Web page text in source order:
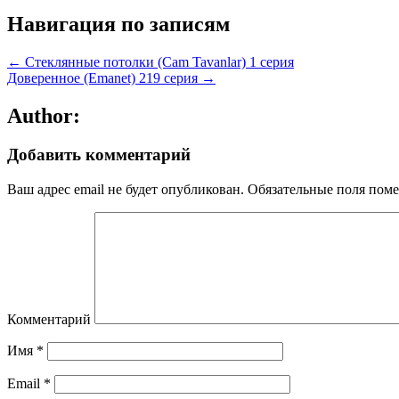
Навигация по записям
← Стеклянные потолки (Cam Tavanlar) 1 серия
Доверенное (Emanet) 219 серия →
Author:
Добавить комментарий
Ваш адрес email не будет опубликован. Обязательные поля
Комментарий
Имя *
Email *